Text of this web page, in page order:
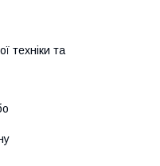
техніки та